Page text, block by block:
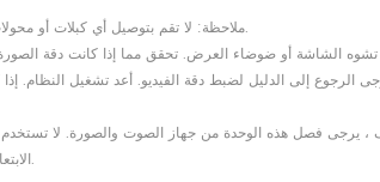
ملاحظة: لا تقم بتوصيل أي كبلات أو محولات وسيطة بينهما ، فقد يؤدي ذلك إلى انخفاض أداء إرسال الإشارة.
● الابتعاد عن الأسطح أو المواد الرطبة والمغناطيسية والقابلة للاشتعال.